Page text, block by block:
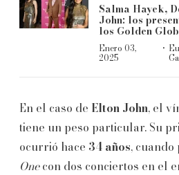
Salma Hayek,
John: los
los Golden
Enero 03,
2025 ·
En el caso de Elton John, el
tiene un peso particular. Su
ocurrió hace 34 años,
Onecon dos conciertos en el